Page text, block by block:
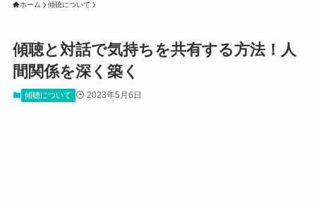
ホーム 傾聴について
傾聴と対話で気持ちを共有する方法！人
間関係を深く築く
傾聴について 2023年5月6日